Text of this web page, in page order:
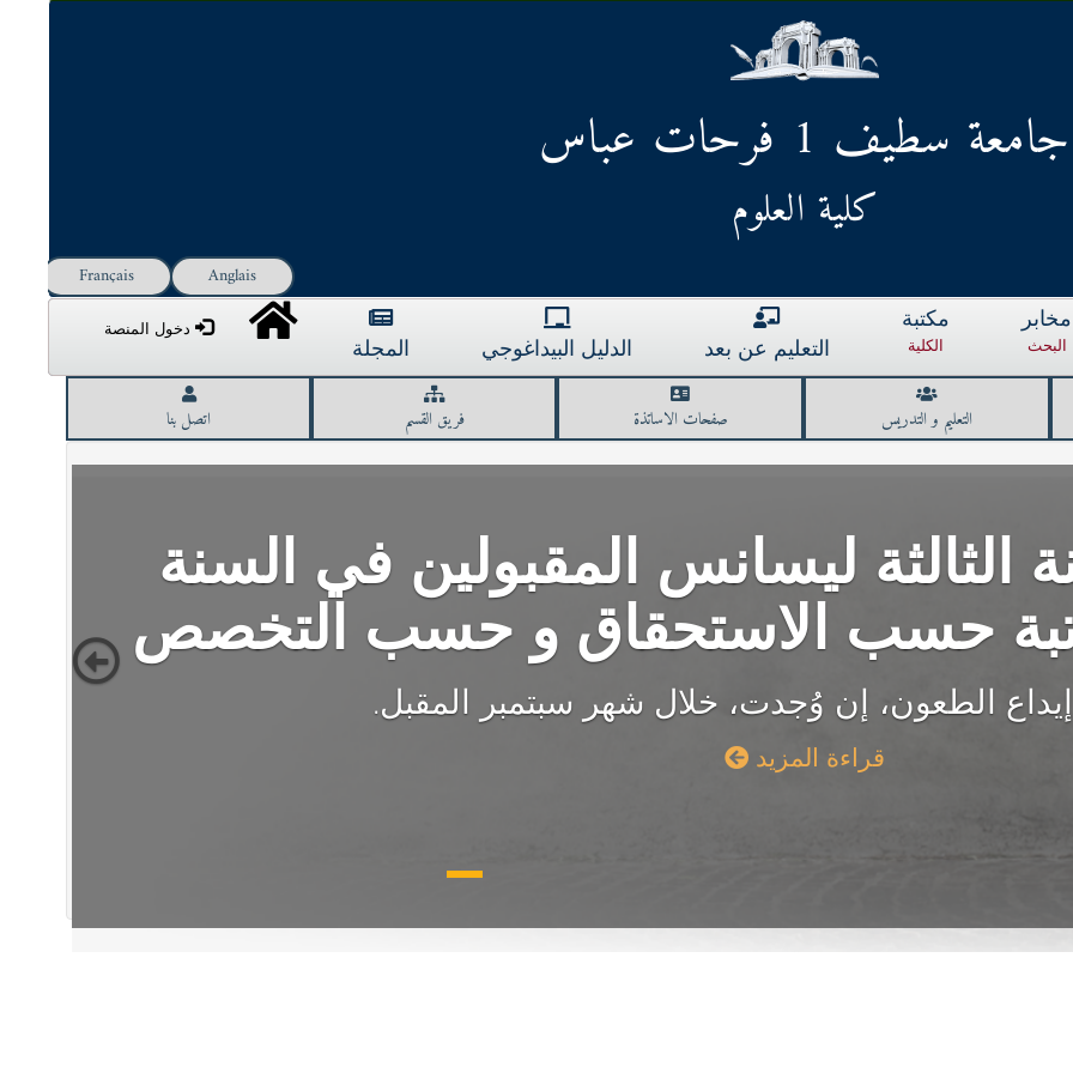
جامعة سطيف 1 فرحات عباس
كلية العلوم
Français Anglais
دخول المنصة مخابر
البحث
مكتبة
الكلية التعليم عن بعد الدليل البيداغوجي المجلة
التعليم و التدريس صفحات الاساتذة فريق القسم اتصل بنا
الثالثة ليسانس المقبولين في السنة
حسب الاستحقاق و حسب التخصص
الطعون، إن وُجدت، خلال شهر سبتمبر المقبل.
قراءة المزيد